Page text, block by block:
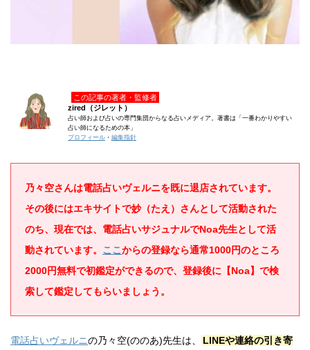
この記事の著者・監修者
zired（ジレット）
占い師および占いの専門集団からなる占いメディア。著書は「一番わかりやすい
占い師になるための本」
プロフィール ・ 編集指針
乃々空さんは電話占いヴェルニを既に退店されています。
その後にはエキサイトで妙（たえ）さんとして活動された
のち、現在では、電話占いサジュナルでNoa先生として活
動されています。 ここからの登録なら通常1000円のところ
2000円無料で初鑑定ができるので、登録後に【Noa】で検
索して鑑定してもらいましょう。
電話占いヴェルニの乃々空(ののあ)先生は、
LINEや連絡の引き寄